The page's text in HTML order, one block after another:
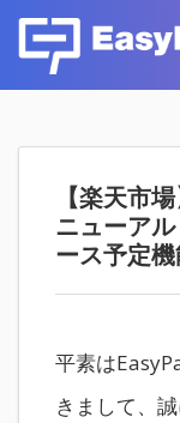
【楽天市
ニューア
ース予定
平素は
きまして、